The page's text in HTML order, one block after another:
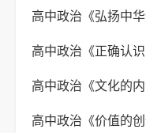
高中政治《弘扬中
高中政治《正确认
高中政治《文化的
高中政治《价值的